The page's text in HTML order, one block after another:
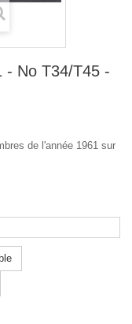
- No T34/T45 -
de l'année 1961 sur